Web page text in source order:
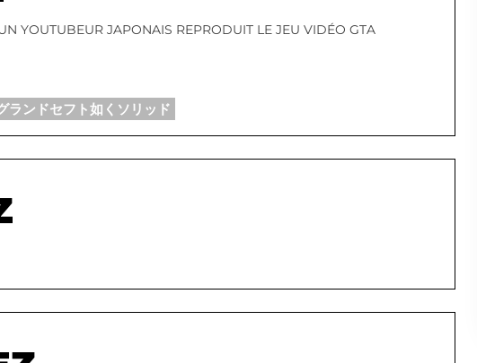
YOUTUBEUR JAPONAIS REPRODUIT LE JEU VIDÉO GTA
ランドセフト如くソリッド